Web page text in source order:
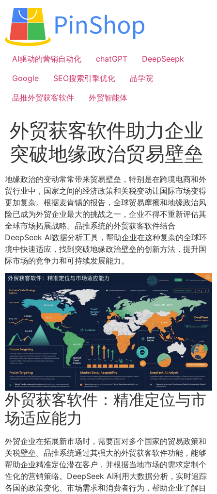
容
AI驱动的营销自动化
chatGPT
DeepSeepk
Google
SEO搜索引擎优化
品学院
品推外贸获客软件
外贸智能体
外贸获客软件助力企业
突破地缘政治贸易壁垒
地缘政治的变动常常带来贸易壁垒，特别是在跨境电商和外
贸行业中，国家之间的经济政策和关税变动让国际市场变得
更加复杂。根据麦肯锡的报告，全球贸易摩擦和地缘政治风
险已成为外贸企业最大的挑战之一，企业不得不重新评估其
全球市场拓展战略。品推系统的外贸获客软件结合
DeepSeek AI数据分析工具，帮助企业在这种复杂的全球环
境中快速适应，找到突破地缘政治壁垒的创新方法，提升国
际市场的竞争力和可持续发展能力。
外贸获客软件：精准定位与市
场适应能力
外贸企业在拓展新市场时，需要面对多个国家的贸易政策和
关税壁垒。品推系统通过其强大的外贸获客软件功能，能够
帮助企业精准定位潜在客户，并根据当地市场的需求定制个
性化的营销策略。DeepSeek AI利用大数据分析，实时追踪
各国的政策变化、市场需求和消费者行为，帮助企业了解目